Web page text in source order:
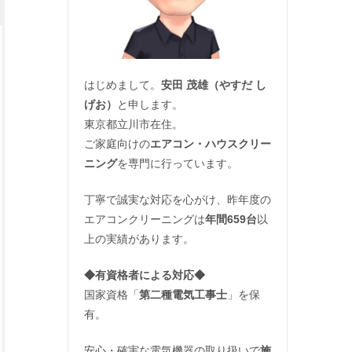
はじめまして。 安田 茂雄（やすだ し
げお）
と申します。
東京都立川市在住。
ご家庭向けのエアコン・ハウスクリー
ニングを専門に行っています。
丁寧で誠実な対応を心がけ、昨年度の
エアコンクリーニングは年間659台以
上の実績があります。
◆有資格者による対応◆
国家資格「第二種電気工事士 」を保
有。